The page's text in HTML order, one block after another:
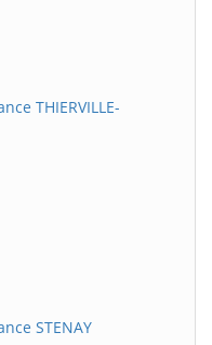
THIERVILLE-
STENAY